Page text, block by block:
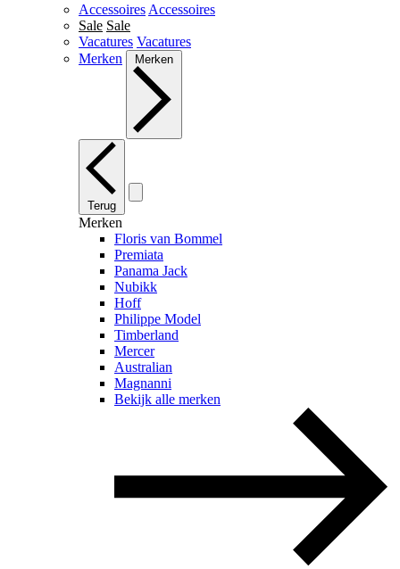
Accessoires Accessoires
Sale Sale
Vacatures Vacatures
Merken
Merken
Terug
Merken
Floris van Bommel
Premiata
Panama Jack
Nubikk
Hoff
Philippe Model
Timberland
Mercer
Australian
Magnanni
Bekijk alle merken